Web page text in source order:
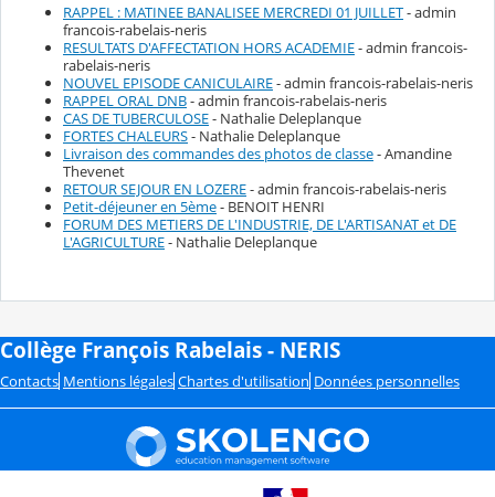
RAPPEL : MATINEE BANALISEE MERCREDI 01 JUILLET- admin
francois-rabelais-neris
RESULTATS D'AFFECTATION HORS ACADEMIE- admin francois-
rabelais-neris
NOUVEL EPISODE CANICULAIRE- admin francois-rabelais-neris
RAPPEL ORAL DNB- admin francois-rabelais-neris
CAS DE TUBERCULOSE- Nathalie Deleplanque
FORTES CHALEURS- Nathalie Deleplanque
Livraison des commandes des photos de classe- Amandine
Thevenet
RETOUR SEJOUR EN LOZERE- admin francois-rabelais-neris
Petit-déjeuner en 5ème- BENOIT HENRI
FORUM DES METIERS DE L'INDUSTRIE, DE L'ARTISANAT et DE
L'AGRICULTURE- Nathalie Deleplanque
Collège François Rabelais - NERIS
Contacts Mentions légales Chartes d'utilisation Données personnelles